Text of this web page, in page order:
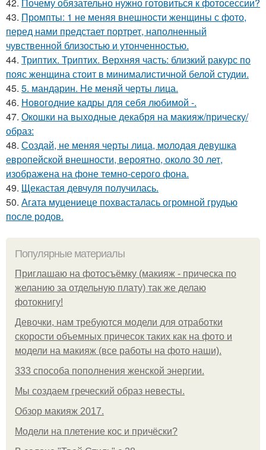
43. Промпты: 1 не меняя внешности женщины с фото,
перед нами предстает портрет, наполненный
чувственной близостью и утонченностью.
44. Триптих. Триптих. Верхняя часть: близкий ракурс по
пояс женщина стоит в минималистичной белой студии.
45. 5. мандарин. Не меняй черты лица.
46. Новогодние кадры для себя любимой -.
47. Окошки на выходные декабря на макияж/прическу/
образ:
48. Создай, не меняя черты лица, молодая девушка
европейской внешности, вероятно, около 30 лет,
изображена на фоне темно-серого фона.
49. Щекастая девчуля получилась.
50. Агата муцениеце похвасталась огромной грудью
после родов.
Популярные материалы
Приглашаю на фотосъёмку (макияж - прическа по
желанию за отдельную плату) так же делаю
фотокнигу!
Девочки, нам требуются модели для отработки
скорости объемных причесок таких как на фото и
модели на макияж (все работы на фото наши).
333 способа пополнения женской энергии.
Мы создаем греческий образ невесты.
Обзор макияж 2017.
Модели на плетение кос и причёски?